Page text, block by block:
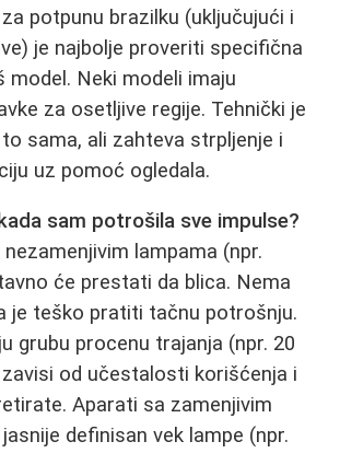
potpunu brazilku (uključujući i
je najbolje proveriti specifična
model. Neki modeli imaju
za osetljive regije. Tehnički je
sama, ali zahteva strpljenje i
uz pomoć ogledala.
sam potrošila sve impulse?
lampama (npr.
će prestati da blica. Nema
je teško pratiti tačnu potrošnju.
grubu procenu trajanja (npr. 20
od učestalosti korišćenja i
Aparati sa zamenjivim
definisan vek lampe (npr.